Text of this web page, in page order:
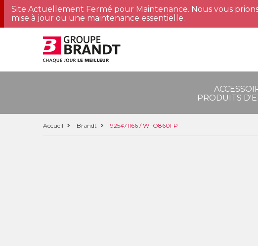
Site Actuellement Fermé pour Maintenance. Nous vous
mise à jour ou une maintenance essentielle.
PRODUITS
Accueil Brandt 925471166 / WFO860FP